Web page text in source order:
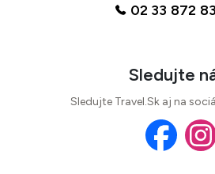
02 33 872
Sledujte
Sledujte Travel.Sk aj na